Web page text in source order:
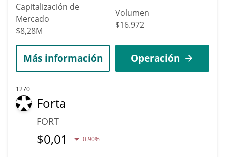
Capitalización de
Mercado
$8,28M
Volumen
$16.972
Más información Operación
1270
Forta
FORT
$0,01 0.90%